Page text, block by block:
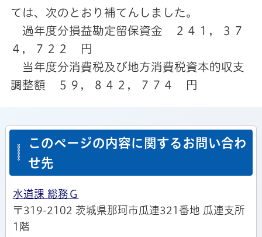
ては、次のとおり補てんしました。
過年度分損益勘定留保資金 ２４１，３７
４，７２２ 円
当年度分消費税及び地方消費税資本的収支
調整額 ５９，８４２，７７４ 円
このページの内容に関するお問い合わ
せ先
水道課 総務Ｇ
〒319-2102 茨城県那珂市瓜連321番地 瓜連支所
1階